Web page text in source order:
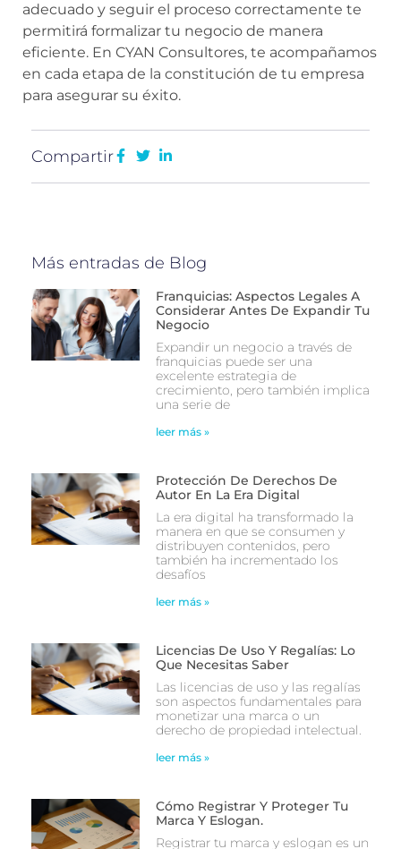
adecuado y seguir el proceso correctamente te
permitirá formalizar tu negocio de manera
eficiente. En CYAN Consultores, te acompañamos
en cada etapa de la constitución de tu empresa
para asegurar su éxito.
Compartir
Más entradas de Blog
Franquicias: Aspectos Legales A
Considerar Antes De Expandir Tu
Negocio
Expandir un negocio a través de
franquicias puede ser una
excelente estrategia de
crecimiento, pero también implica
una serie de
leer más »
Protección De Derechos De
Autor En La Era Digital
La era digital ha transformado la
manera en que se consumen y
distribuyen contenidos, pero
también ha incrementado los
desafíos
leer más »
Licencias De Uso Y Regalías: Lo
Que Necesitas Saber
Las licencias de uso y las regalías
son aspectos fundamentales para
monetizar una marca o un
derecho de propiedad intelectual.
leer más »
Cómo Registrar Y Proteger Tu
Marca Y Eslogan.
Registrar tu marca y eslogan es un